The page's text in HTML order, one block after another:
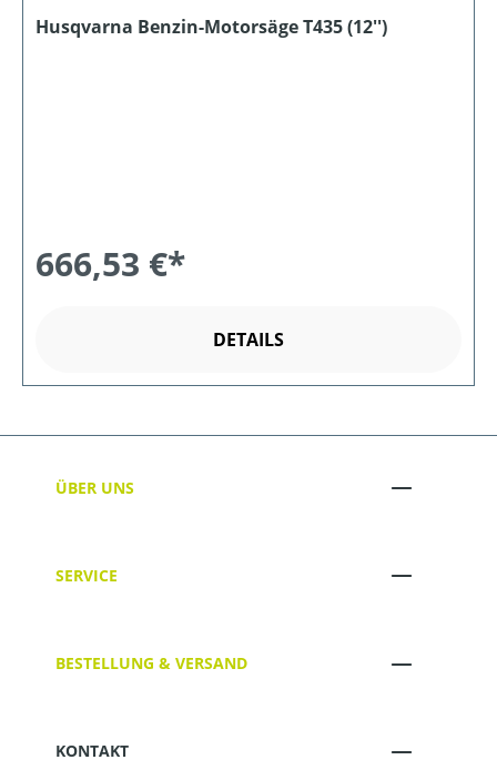
Husqvarna Benzin-Motorsäge T435 (12'')
666,53 €*
DETAILS
ÜBER UNS
SERVICE
BESTELLUNG & VERSAND
KONTAKT